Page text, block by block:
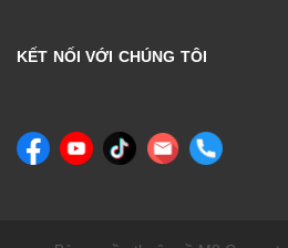
KẾT NỐI VỚI CHÚNG TÔI